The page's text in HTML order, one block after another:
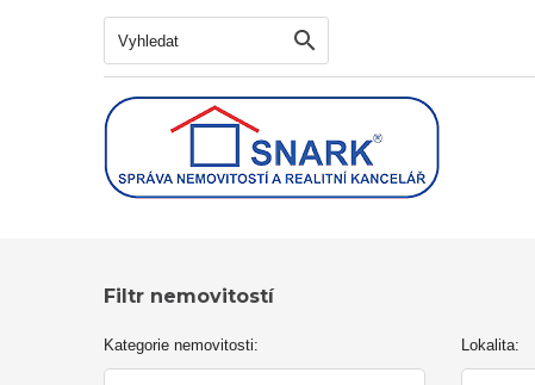
Vyhledat
Filtr nemovitostí
Kategorie nemovitosti: Lokalita: